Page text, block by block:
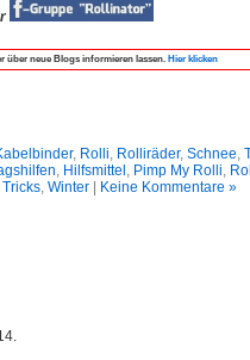
über neue Blogs informieren lassen. Hier klicken
, Rolli, Rolliräder, Schnee,
, Hilfsmittel , Pimp My Rolli,
Tricks, Winter| Keine Kommentare »